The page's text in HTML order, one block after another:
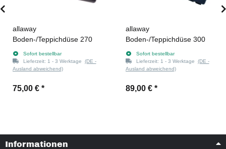
allaway
Boden-/Teppichdüse 270
Sofort bestellbar
Lieferzeit: 1 - 3 Werktage (DE -
Ausland abweichend)
75,00 € *
allaway
Boden-/Teppichdüse 300
Sofort bestellbar
Lieferzeit: 1 - 3 Werktage (DE -
Ausland abweichend)
89,00 € *
Informationen